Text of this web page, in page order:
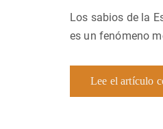
Los sabios de la
es un fenómeno
Lee el artículo